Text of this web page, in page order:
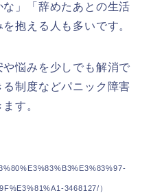
」「辞めたあとの生活
抱える人も多いです。
悩みを少しでも解消で
制度などパニック障害
す。
3468127/）